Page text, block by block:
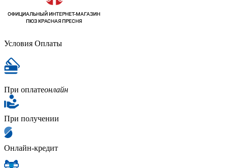
Условия Оплаты
При оплатеонлайн
При получении
Онлайн-кредит